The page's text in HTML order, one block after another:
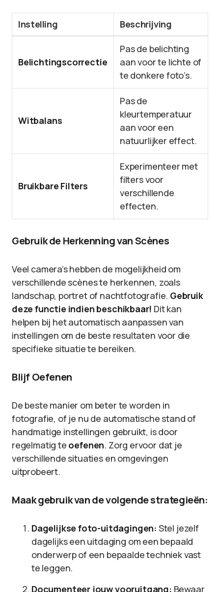
Instelling Beschrijving
Belichtingscorrectie
Pas de belichting
aan voor te lichte of
te donkere foto’s.
Witbalans
Pas de
kleurtemperatuur
aan voor een
natuurlijker effect.
Bruikbare Filters
Experimenteer met
filters voor
verschillende
effecten.
Gebruik de Herkenning van Scènes
Veel camera’s hebben de mogelijkheid om
verschillende scènes te herkennen, zoals
landschap, portret of nachtfotografie. Gebruik
deze functie indien beschikbaar! Dit kan
helpen bij het automatisch aanpassen van
instellingen om de beste resultaten voor die
specifieke situatie te bereiken.
Blijf Oefenen
De beste manier om beter te worden in
fotografie, of je nu de automatische stand of
handmatige instellingen gebruikt, is door
regelmatig te oefenen. Zorg ervoor dat je
verschillende situaties en omgevingen
uitprobeert.
Maak gebruik van de volgende strategieën:
Dagelijkse foto-uitdagingen: Stel jezelf
dagelijks een uitdaging om een bepaald
onderwerp of een bepaalde techniek vast
te leggen.
Documenteer jouw vooruitgang: Bewaar